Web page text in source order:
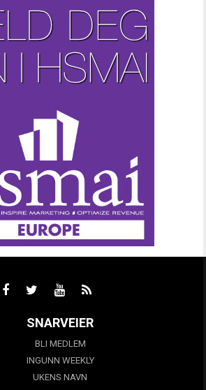
SNARVEIER
BLI MEDLEM
INGUNN WEEKLY
UKENS NAVN